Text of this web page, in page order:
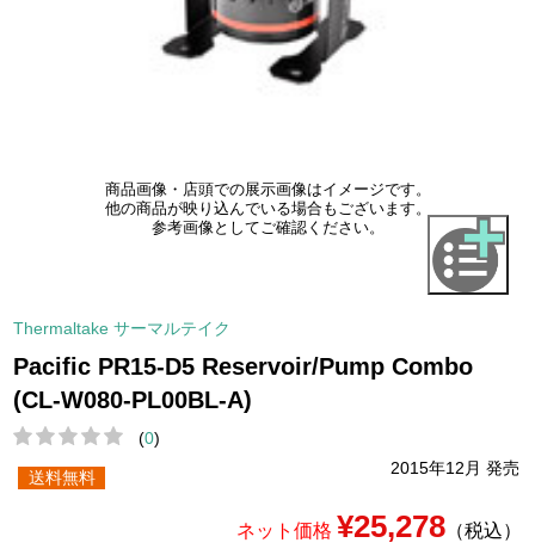
商品画像・店頭での展示画像はイメージです。
他の商品が映り込んでいる場合もございます。
参考画像としてご確認ください。
Thermaltake サーマルテイク
Pacific PR15-D5 Reservoir/Pump Combo
(CL-W080-PL00BL-A)
(0)
2015年12月 発売
送料無料
ネット価格 ¥25,278（税込）